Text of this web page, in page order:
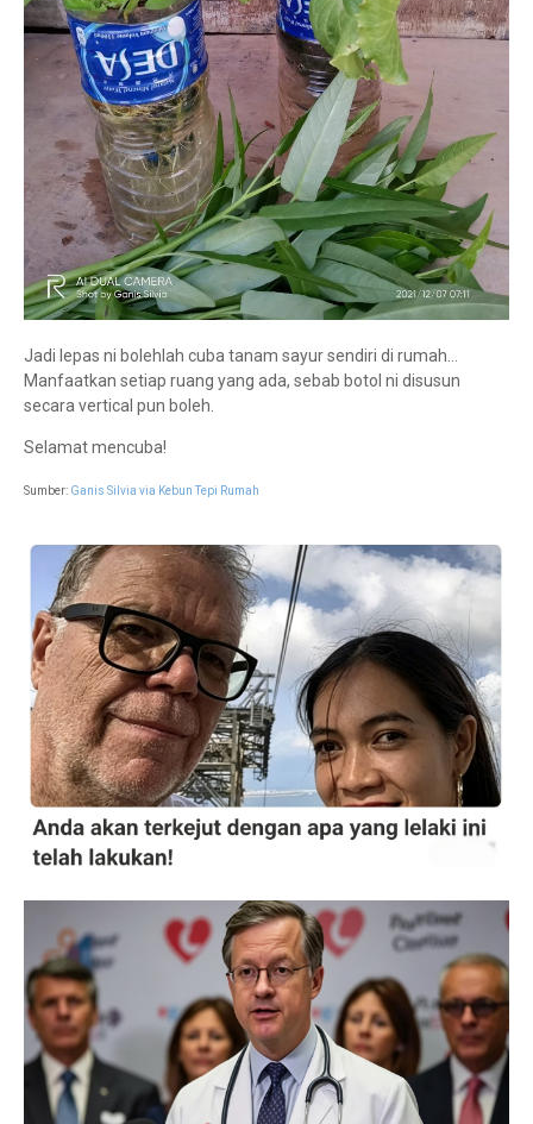
Jadi lepas ni bolehlah cuba tanam sayur sendiri di rumah…
Manfaatkan setiap ruang yang ada, sebab botol ni disusun
secara vertical pun boleh.
Selamat mencuba!
Sumber: Ganis Silvia via Kebun Tepi Rumah